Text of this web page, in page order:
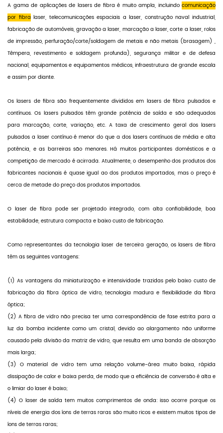
A gama de aplicações de lasers de fibra é muito ampla, incluindo comunicação
por fibra laser, telecomunicações espaciais a laser, construção naval industrial,
fabricação de automóveis, gravação a laser, marcação a laser, corte a laser, rolos
de impressão, perfuração/corte/soldagem de metais e não metais (brasagem) ,
Têmpera, revestimento e soldagem profunda), segurança militar e de defesa
nacional, equipamentos e equipamentos médicos, infraestrutura de grande escala
e assim por diante.
Os lasers de fibra são frequentemente divididos em lasers de fibra pulsados ​​e
contínuos. Os lasers pulsados ​​têm grande potência de saída e são adequados
para marcação, corte, variação, etc. A taxa de crescimento geral dos lasers
pulsados ​​a laser contínuo é menor do que a dos lasers contínuos de média e alta
potência, e as barreiras são menores. Há muitos participantes domésticos e a
competição de mercado é acirrada. Atualmente, o desempenho dos produtos dos
fabricantes nacionais é quase igual ao dos produtos importados, mas o preço é
cerca de metade do preço dos produtos importados.
O laser de fibra pode ser projetado integrado, com alta confiabilidade, boa
estabilidade, estrutura compacta e baixo custo de fabricação.
Como representantes da tecnologia laser de terceira geração, os lasers de fibra
têm as seguintes vantagens:
(1) As vantagens da miniaturização e intensividade trazidas pelo baixo custo de
fabricação da fibra óptica de vidro, tecnologia madura e flexibilidade da fibra
óptica;
(2) A fibra de vidro não precisa ter uma correspondência de fase estrita para a
luz da bomba incidente como um cristal, devido ao alargamento não uniforme
causado pela divisão da matriz de vidro, que resulta em uma banda de absorção
mais larga;
(3) O material de vidro tem uma relação volume-área muito baixa, rápida
dissipação de calor e baixa perda, de modo que a eficiência de conversão é alta e
o limiar do laser é baixo;
(4) O laser de saída tem muitos comprimentos de onda: isso ocorre porque os
níveis de energia dos íons de terras raras são muito ricos e existem muitos tipos de
íons de terras raras;